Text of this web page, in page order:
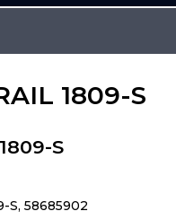
1809-S
S
S, 58685902